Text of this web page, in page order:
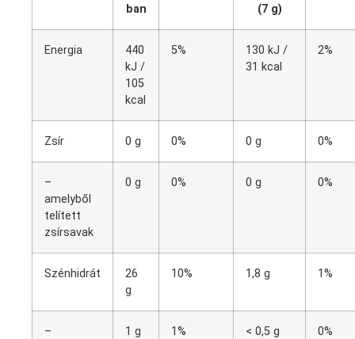
ban
(7 g)
Energia
440
kJ /
105
kcal
5%
130 kJ /
31 kcal
2%
Zsír 0 g 0% 0 g 0%
–
amelyből
telített
zsírsavak
0 g 0% 0 g 0%
Szénhidrát
26
g
10% 1,8 g 1%
–
1 g 1% < 0,5 g 0%